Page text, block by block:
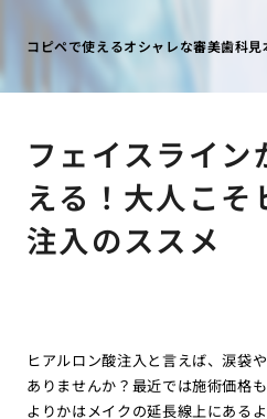
コピペで使えるオシャレな審美歯科見
フェイスライン
える！大人こそ
注入のススメ
ヒアルロン酸注入と言えば、涙袋
ありませんか？最近では施術価格
よりかはメイクの延長線上にある